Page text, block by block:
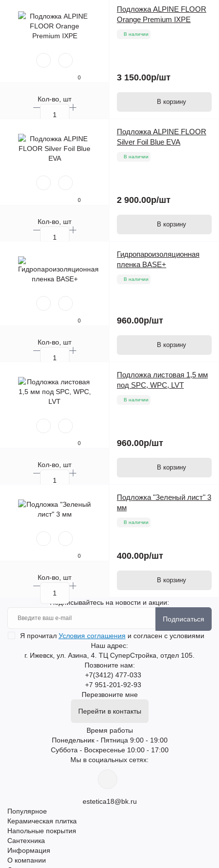
0
Кол-во, шт
Подложка ALPINE FLOOR
Orange Premium IXPE
В наличии
3 150.00р/шт
В корзину
0
Кол-во, шт
Подложка ALPINE FLOOR
Silver Foil Blue EVA
В наличии
2 900.00р/шт
В корзину
0
Кол-во, шт
Гидропароизоляционная
пленка BASE+
В наличии
960.00р/шт
В корзину
0
Кол-во, шт
Подложка листовая 1,5 мм
под SPC, WPC, LVT
В наличии
960.00р/шт
В корзину
0
Кол-во, шт
Подложка "Зеленый лист" 3
мм
В наличии
400.00р/шт
В корзину
Подписывайтесь на новости и акции:
Подписаться
Я прочитал Условия соглашения и согласен с условиями
Наш адрес:
г. Ижевск, ул. Азина, 4. ТЦ СуперСтройка, отдел 105.
Позвоните нам:
+7(3412) 477-033
+7 951-201-92-93
Перезвоните мне
Перейти в контакты
Время работы
Понедельник - Пятница 9:00 - 19:00
Суббота - Воскресенье 10:00 - 17:00
Мы в социальных сетях:
estetica18@bk.ru
Популярное
Керамическая плитка
Напольные покрытия
Сантехника
Информация
О компании